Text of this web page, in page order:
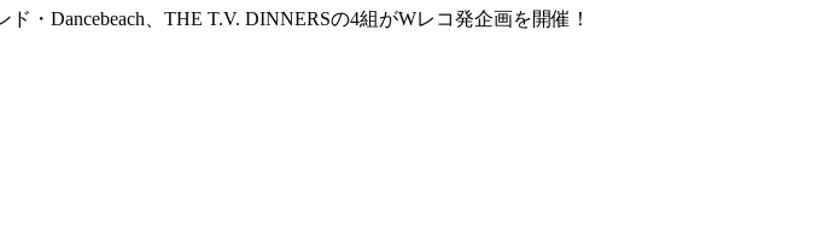
・Dancebeach、THE T.V. DINNERSの4組がWレコ発企画を開催！